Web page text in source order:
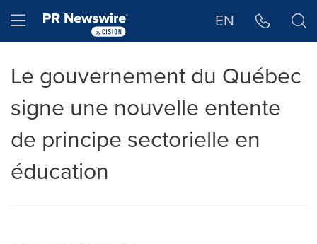
Hamburger menu EN
Le gouvernement du Québec
signe une nouvelle entente
de principe sectorielle en
éducation